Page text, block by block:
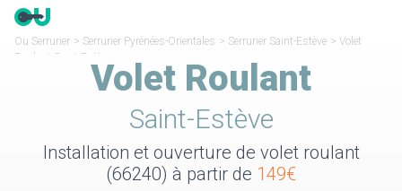
Ou Serrurier > Serrurier Pyrénées-Orientales > Serrurier Saint-Estève > Volet
Roulant Saint-Estève
Volet Roulant
Saint-Estève
Installation et ouverture de volet roulant
(66240) à partir de 149€